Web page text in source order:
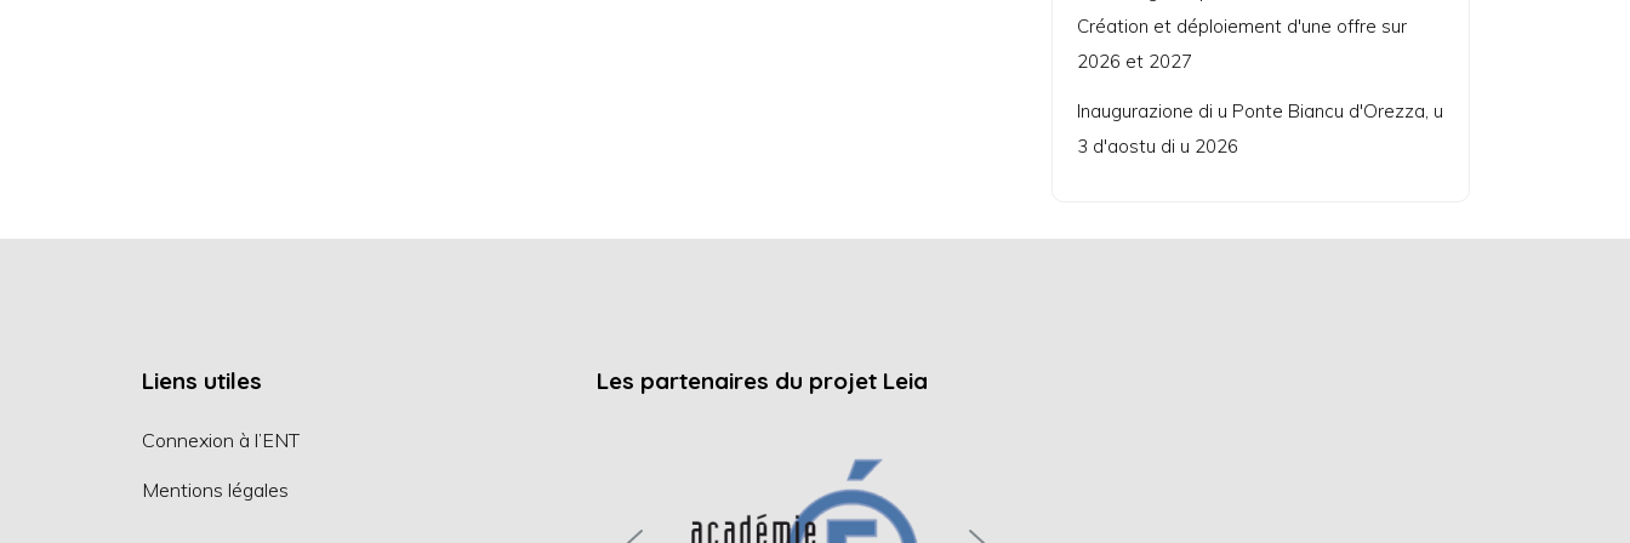
Création et déploiement d'une offre sur
2026 et 2027
Inaugurazione di u Ponte Biancu d'Orezza, u
3 d'aostu di u 2026
Liens utiles
Connexion à l’ENT
Mentions légales
Les partenaires du projet Leia